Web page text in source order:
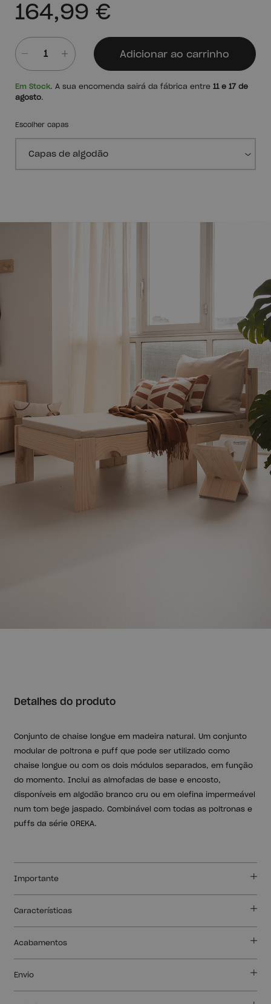
Escolher capas
164,99 €
Adicionar ao carrinho
Em Stock. A sua encomenda sairá da fábrica entre 11 e 17 de
agosto.
Detalhes do produto
Conjunto de chaise longue em madeira natural. Um conjunto
modular de poltrona e puff que pode ser utilizado como
chaise longue ou com os dois módulos separados, em função
do momento. Inclui as almofadas de base e encosto,
disponíveis em algodão branco cru ou em olefina impermeável
num tom bege jaspado. Combinável com todas as poltronas e
puffs da série OREKA.
Importante
Características
Acabamentos
Envio